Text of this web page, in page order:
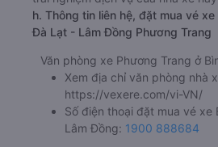
h. Thông tin liên hệ, đặt mua vé
Đà Lạt - Lâm Đồng Phương Trang
Văn phòng xe Phương Trang ở
Xem địa chỉ văn phòng nhà
https://vexere.com/vi-VN/
Số điện thoại đặt mua vé xe
Lâm Đồng: 1900 888684